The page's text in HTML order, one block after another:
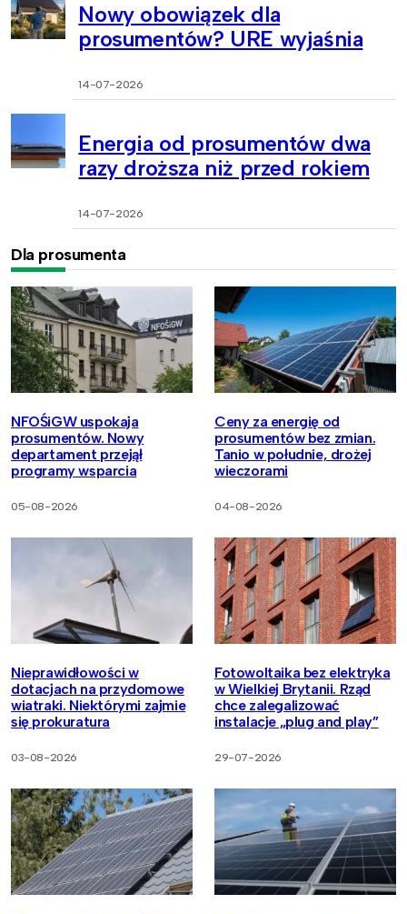
Nowy obowiązek dla
prosumentów? URE wyjaśnia
14-07-2026
Energia od prosumentów dwa
razy droższa niż przed rokiem
14-07-2026
Dla prosumenta
NFOŚiGW uspokaja
prosumentów. Nowy
departament przejął
programy wsparcia
05-08-2026
Ceny za energię od
prosumentów bez zmian.
Tanio w południe, drożej
wieczorami
04-08-2026
Nieprawidłowości w
dotacjach na przydomowe
wiatraki. Niektórymi zajmie
się prokuratura
03-08-2026
Fotowoltaika bez elektryka
w Wielkiej Brytanii. Rząd
chce zalegalizować
instalacje „plug and play”
29-07-2026